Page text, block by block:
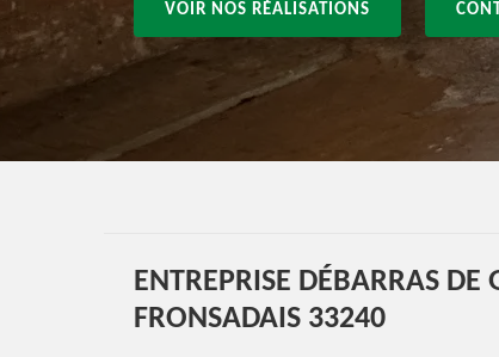
VOIR NOS RÉALISATIONS
ENTREPRISE DÉBARRAS DE
FRONSADAIS 33240